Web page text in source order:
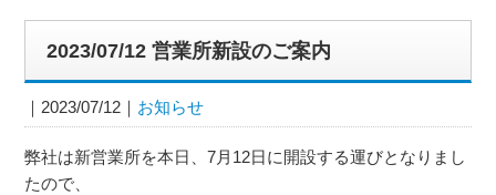
2023/07/12 営業所新設のご案内
2023/07/12 お知らせ
弊社は新営業所を本日、7月12日に開設する運びとなりまし
たので、